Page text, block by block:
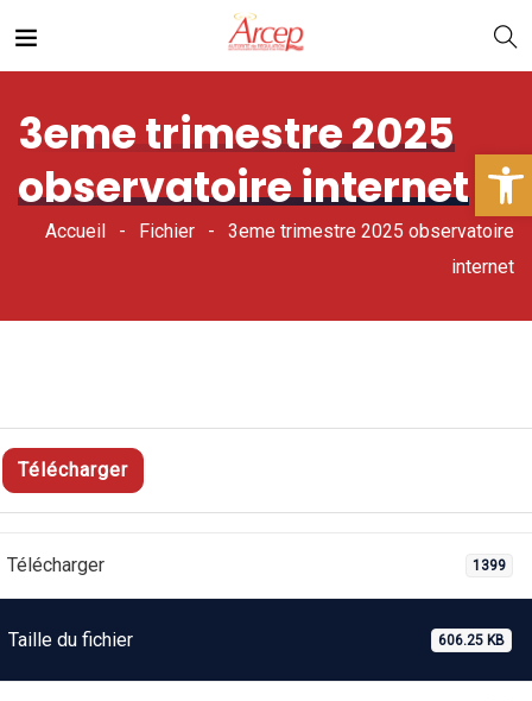
3eme trimestre 2025
observatoire internet
Accueil Fichier
3eme trimestre 2025 observatoire
internet
Télécharger
Télécharger 1399
Taille du fichier 606.25 KB